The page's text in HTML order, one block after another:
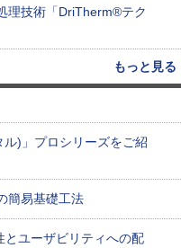
理技術「DriTherm®テク
もっと見る
ル)」プロシリーズをご紹
簡易基礎工法
とユーザビリティへの配